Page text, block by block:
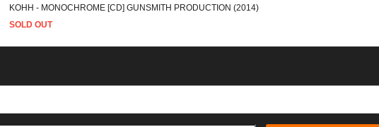
KOHH - MONOCHROME [CD] GUNSMITH PRODUCTION (2014)
SOLD OUT